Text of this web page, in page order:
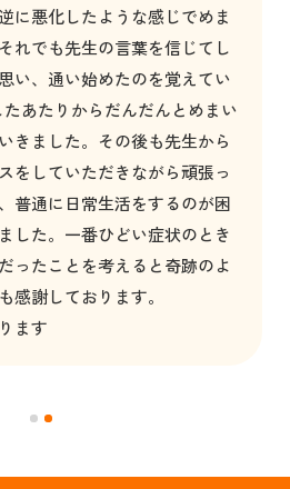
に悪化したような感じでめま
れでも先生の言葉を信じてし
い、通い始めたのを覚えてい
あたりからだんだんとめまい
きました。その後も先生から
をしていただきながら頑張っ
普通に日常生活をするのが困
した。一番ひどい症状のとき
ったことを考えると奇跡のよ
感謝しております。
ます